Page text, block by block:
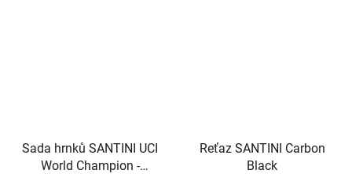
Sada hrnků SANTINI UCI
World Champion -
Reťaz SANTINI Carbon
Black